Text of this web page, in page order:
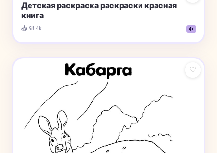
Детская раскраска раскраски красная
книга
📥 98.4k 4+
♡